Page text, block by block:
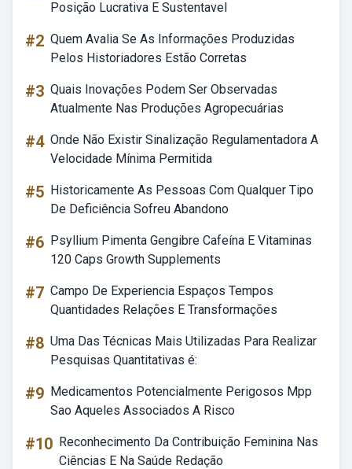
Posição Lucrativa E Sustentavel
#2 Quem Avalia Se As Informações Produzidas
Pelos Historiadores Estão Corretas
#3 Quais Inovações Podem Ser Observadas
Atualmente Nas Produções Agropecuárias
#4 Onde Não Existir Sinalização Regulamentadora A
Velocidade Mínima Permitida
#5 Historicamente As Pessoas Com Qualquer Tipo
De Deficiência Sofreu Abandono
#6 Psyllium Pimenta Gengibre Cafeína E Vitaminas
120 Caps Growth Supplements
#7 Campo De Experiencia Espaços Tempos
Quantidades Relações E Transformações
#8 Uma Das Técnicas Mais Utilizadas Para Realizar
Pesquisas Quantitativas é:
#9 Medicamentos Potencialmente Perigosos Mpp
Sao Aqueles Associados A Risco
#10 Reconhecimento Da Contribuição Feminina Nas
Ciências E Na Saúde Redação